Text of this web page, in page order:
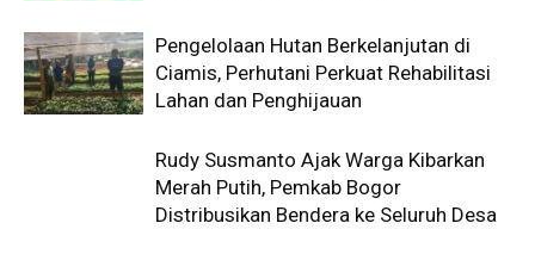
Pengelolaan Hutan Berkelanjutan di
Ciamis, Perhutani Perkuat Rehabilitasi
Lahan dan Penghijauan
Rudy Susmanto Ajak Warga Kibarkan
Merah Putih, Pemkab Bogor
Distribusikan Bendera ke Seluruh Desa